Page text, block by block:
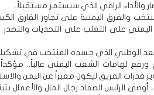
والأداء الراقي الذي سيستمر مستقبلاً.
والفرق اليمنية على تجاوز الفارق
اليمني على التغلب على التحديات والتصدر
الوطني الذي جسده المنتخب في
لهامات الشعب اليمني عالياً.. مؤكداً
قدرات الفريق ليكون معبراً عن اليمن
الرئيس الصماد رجال المال والأعمال